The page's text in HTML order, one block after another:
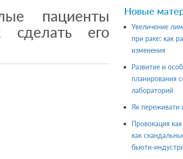
пациенты
его
Новые
Увеличение
при раке: как
изменения
Развитие и
планирования
лабораторий
Як переживати
Провокация
как
бьюти-